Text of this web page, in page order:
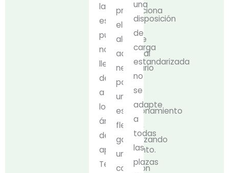
la
estación
puede
no
llegar
debido
a
los
ángulos
de
aparcamiento.
Tener
proporciona
el
alcance
adicional
necesario
para
un
estacionamiento
flexible,
garantizando
una
conexión
una
disposición
de
carga
estandarizada
no
se
adapte
a
todas
las
plazas